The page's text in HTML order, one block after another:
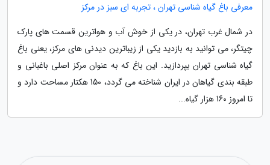
معرفی باغ گیاه شناسی تهران ، تجربه ای سبز در مرکز
در شمال غرب تهران، در یکی از خوش آب و هواترین قسمت های پارک
چیتگر، می توانید به بازدید یکی از زیباترین دیدنی های مرکز، یعنی باغ
گیاه شناسی تهران بپردازید. این باغ که به عنوان مرکز اصلی باغبانی و
طبقه بندی گیاهان در ایران شناخته می گردد، 150 هکتار مساحت دارد و
تا امروز 160 هزار گیاه...